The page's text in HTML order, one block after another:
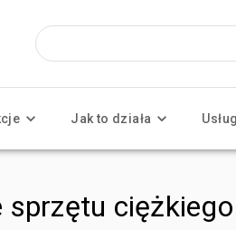
Jak to działa
sprzętu ciężkiego